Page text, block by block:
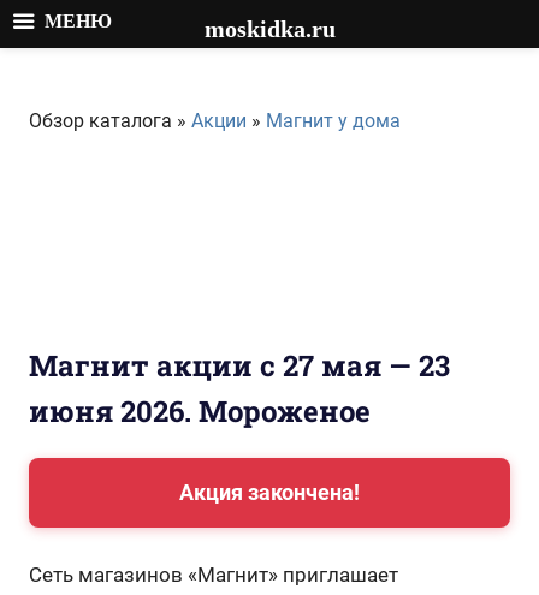
содержимому
Обзор каталога » Акции » Магнит у дома
Магнит акции с 27 мая — 23
июня 2026. Мороженое
Акция закончена!
Сеть магазинов «Магнит» приглашает
МЕНЮ moskidka.ru